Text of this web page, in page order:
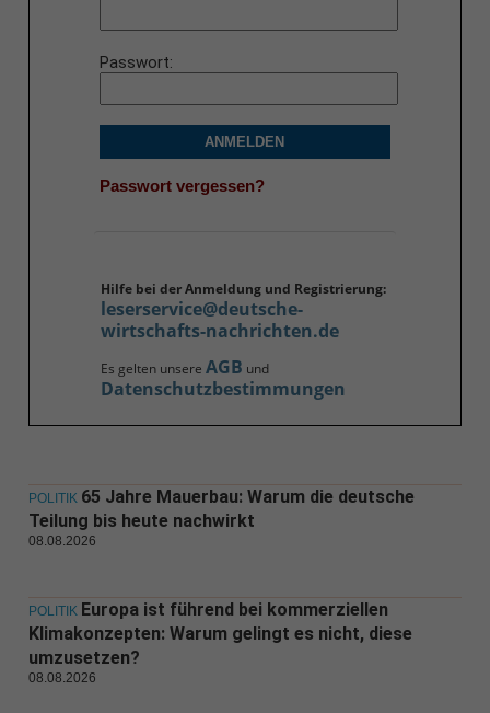
Passwort
ANMELDEN
Passwort vergessen?
Hilfe bei der Anmeldung und Registrierung:
leserservice@deutsche-
wirtschafts-nachrichten.de
Es gelten unsere AGB und
Datenschutzbestimmungen
POLITIK 65 Jahre Mauerbau: Warum die deutsche
Teilung bis heute nachwirkt
08.08.2026
POLITIK Europa ist führend bei kommerziellen
Klimakonzepten: Warum gelingt es nicht, diese
umzusetzen?
08.08.2026